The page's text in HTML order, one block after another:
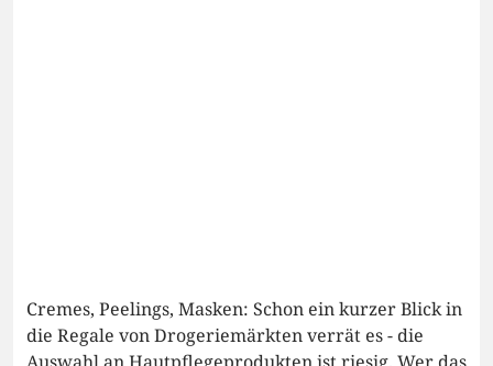
Cremes, Peelings, Masken: Schon ein kurzer Blick in
die Regale von Drogeriemärkten verrät es - die